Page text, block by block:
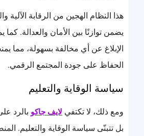
هذا النظام الهجين من الرقابة الآلية
يضمن توازنًا بين الأمان والعدالة.
الإبلاغ عن أي مخالفة بسهولة، مما
الحفاظ على جودة المجتمع الرقمي.
سياسة الوقاية والتعليم
ومع ذلك، لا تكتفي لايف جاكو بالرد
بل تتبنّى سياسة الوقاية والتعليم.